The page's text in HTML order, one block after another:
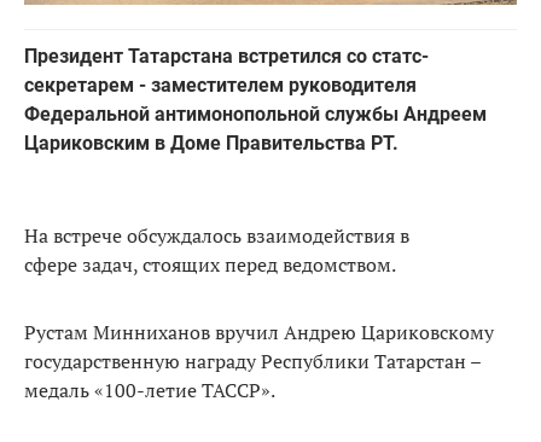
Президент Татарстана встретился со статс-
секретарем - заместителем руководителя
Федеральной антимонопольной службы Андреем
Цариковским в Доме Правительства РТ.
На встрече обсуждалось взаимодействия в
сфере задач, стоящих перед ведомством.
Рустам Минниханов вручил Андрею Цариковскому
государственную награду Республики Татарстан –
медаль «100-летие ТАССР».